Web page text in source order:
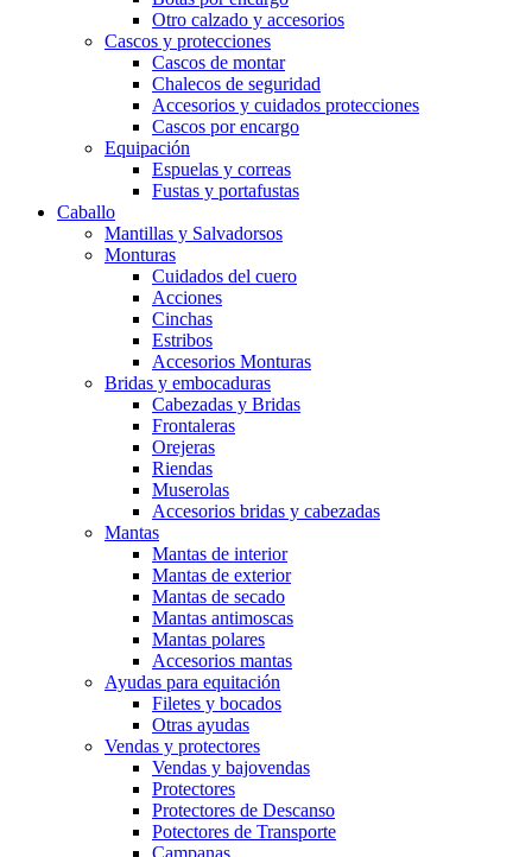
Otro calzado y accesorios
Cascos y protecciones
Cascos de montar
Chalecos de seguridad
Accesorios y cuidados protecciones
Cascos por encargo
Equipación
Espuelas y correas
Fustas y portafustas
Caballo
Mantillas y Salvadorsos
Monturas
Cuidados del cuero
Acciones
Cinchas
Estribos
Accesorios Monturas
Bridas y embocaduras
Cabezadas y Bridas
Frontaleras
Orejeras
Riendas
Muserolas
Accesorios bridas y cabezadas
Mantas
Mantas de interior
Mantas de exterior
Mantas de secado
Mantas antimoscas
Mantas polares
Accesorios mantas
Ayudas para equitación
Filetes y bocados
Otras ayudas
Vendas y protectores
Vendas y bajovendas
Protectores
Protectores de Descanso
Potectores de Transporte
Campanas